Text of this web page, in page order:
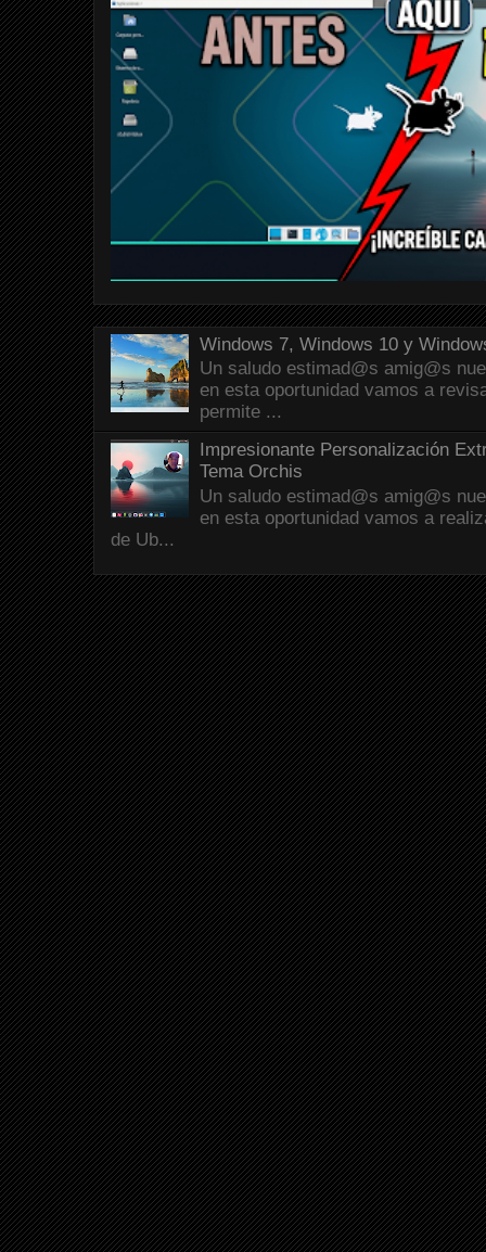
Windows 7, Windows 10 y
Un saludo estimad@s amig@s
en esta oportunidad vamos a
permite ...
Impresionante Personalización
Tema Orchis
Un saludo estimad@s amig@s
en esta oportunidad vamos a
de Ub...